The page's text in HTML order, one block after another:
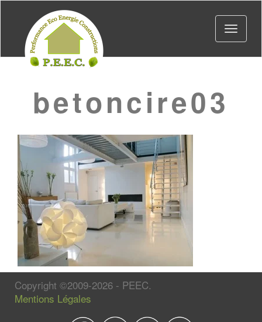
Toggle
betoncire03
Copyright ©2009-2026 - PEEC.
Mentions Légales